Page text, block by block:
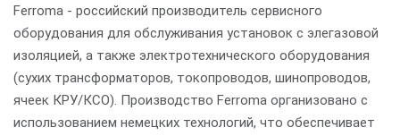
Ferroma - российский производитель сервисного
оборудования для обслуживания установок с элегазовой
изоляцией, а также электротехнического оборудования
(сухих трансформаторов, токопроводов, шинопроводов,
ячеек КРУ/КСО). Производство Ferroma организовано с
использованием немецких технологий, что обеспечивает